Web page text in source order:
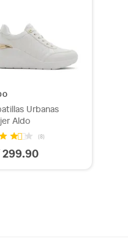
Urbanas
Aldo
(8)